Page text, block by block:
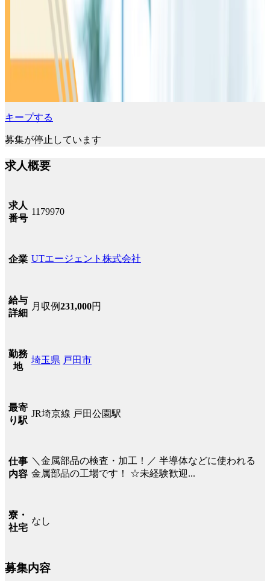
キープする
募集が停止しています
求人概要
求人
番号
1179970
企業 UTエージェント株式会社
給与
詳細
月収例231,000円
勤務
地
埼玉県 戸田市
最寄
り駅
JR埼京線 戸田公園駅
仕事
内容
＼金属部品の検査・加工！／ 半導体などに使われる
金属部品の工場です！ ☆未経験歓迎...
寮・
社宅
なし
募集内容